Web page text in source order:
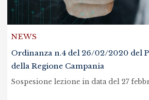
NEWS
Ordinanza n.4 del 26/02/2020 del
della Regione Campania
Sospesione lezione in data del 27